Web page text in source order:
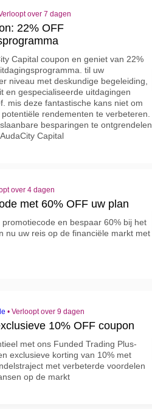
over 7 dagen
22% OFF
Capital coupon en geniet van 22%
til uw
niveau met deskundige begeleiding,
en gespecialiseerde uitdagingen
mis deze fantastische kans niet om
rendementen te verbeteren.
besparingen te ontgrendelen
Capital
over 4 dagen
met 60% OFF uw plan
en bespaar 60% bij het
nu uw reis op de financiële markt met
• Verloopt over 9 dagen
10% OFF coupon
met ons Funded Trading Plus-
exclusieve korting van 10% met
met verbeterde voordelen
op de markt